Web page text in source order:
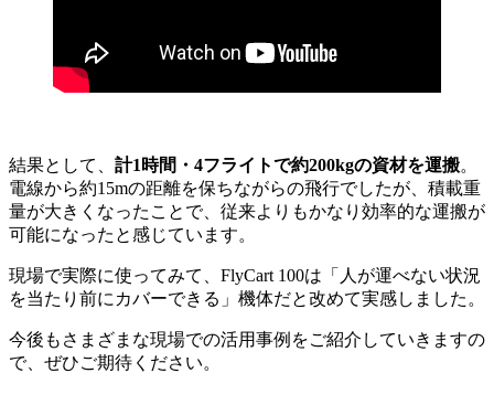
結果として、 計1時間・4フライトで約200kgの資材を運搬。
電線から約15mの距離を保ちながらの飛行でしたが、積載重
量が大きくなったことで、従来よりもかなり効率的な運搬が
可能になったと感じています。
現場で実際に使ってみて、FlyCart 100は「人が運べない状況
を当たり前にカバーできる」機体だと改めて実感しました。
今後もさまざまな現場での活用事例をご紹介していきますの
で、ぜひご期待ください。